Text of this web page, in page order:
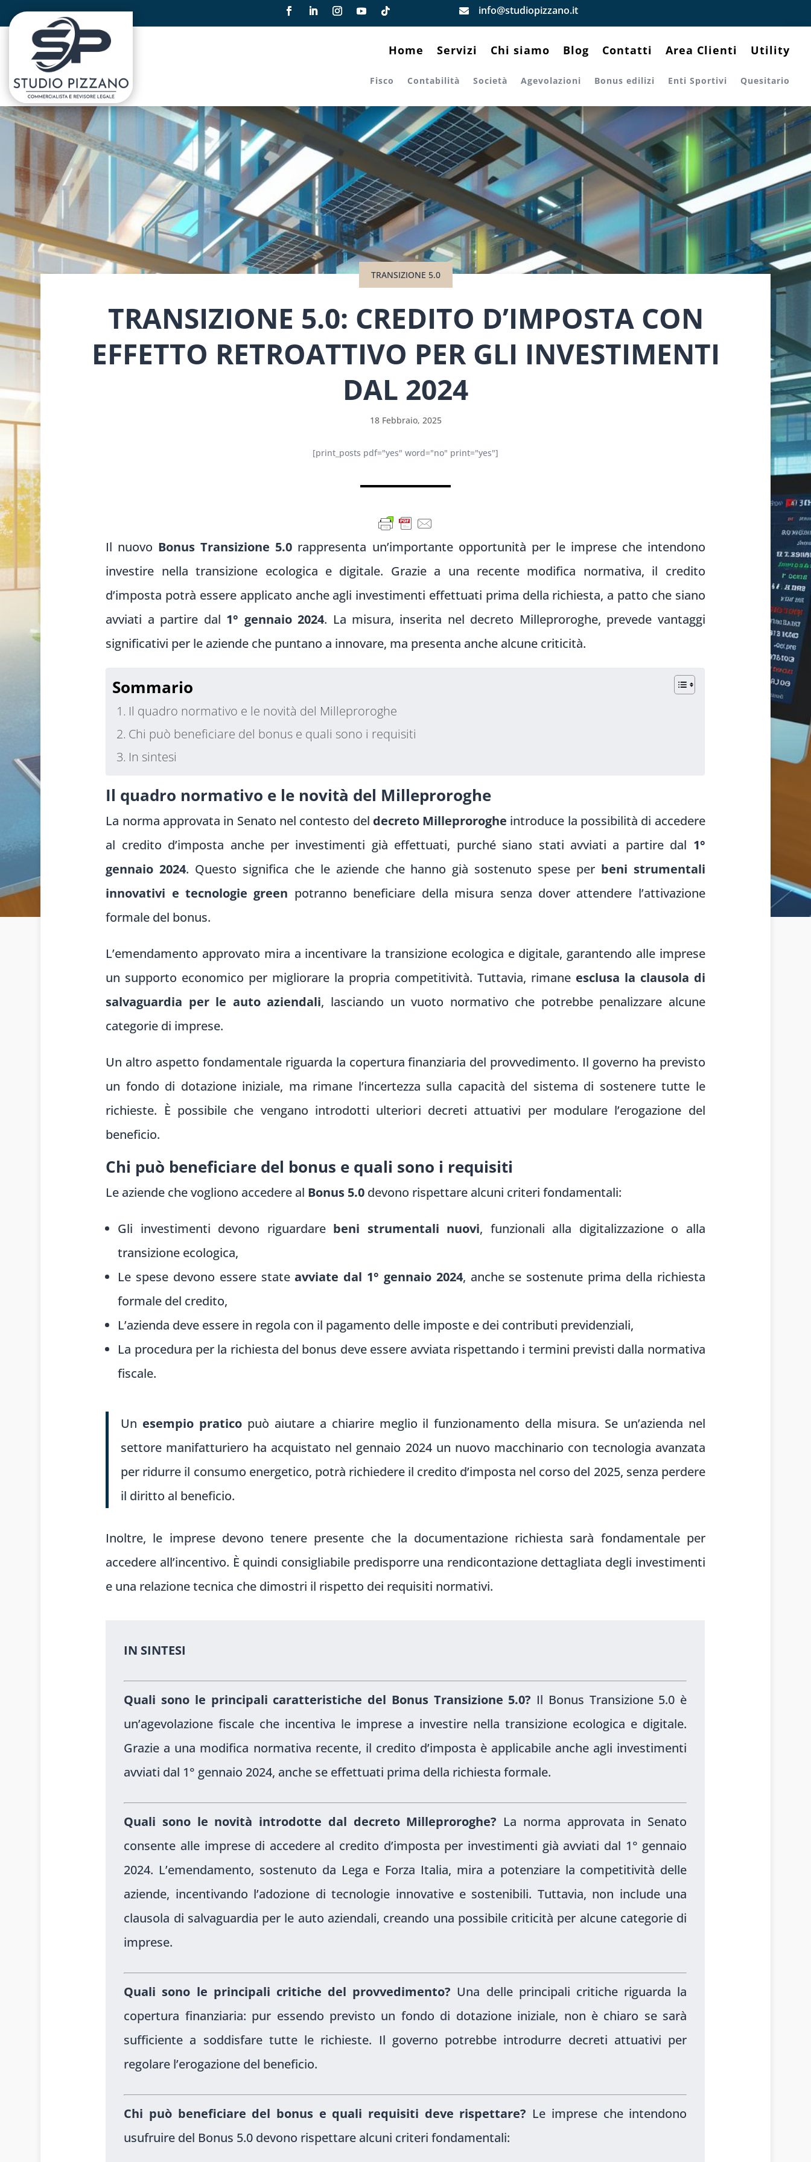
 info@studiopizzano.it
Home Servizi Chi siamo Blog Contatti Area Clienti Utility
Fisco Contabilità Società Agevolazioni Bonus edilizi Enti Sportivi Quesitario
TRANSIZIONE 5.0
TRANSIZIONE 5.0: CREDITO D’IMPOSTA CON
EFFETTO RETROATTIVO PER GLI INVESTIMENTI
DAL 2024
18 Febbraio, 2025
[print_posts pdf="yes" word="no" print="yes"]
Il nuovo Bonus Transizione 5.0 rappresenta un’importante opportunità per le imprese che intendono
investire nella transizione ecologica e digitale. Grazie a una recente modifica normativa, il credito
d’imposta potrà essere applicato anche agli investimenti effettuati prima della richiesta, a patto che siano
avviati a partire dal 1° gennaio 2024. La misura, inserita nel decreto Milleproroghe, prevede vantaggi
significativi per le aziende che puntano a innovare, ma presenta anche alcune criticità.
Sommario
Il quadro normativo e le novità del Milleproroghe
Chi può beneficiare del bonus e quali sono i requisiti
In sintesi
Il quadro normativo e le novità del Milleproroghe
La norma approvata in Senato nel contesto del decreto Milleproroghe introduce la possibilità di accedere
al credito d’imposta anche per investimenti già effettuati, purché siano stati avviati a partire dal 1°
gennaio 2024. Questo significa che le aziende che hanno già sostenuto spese per beni strumentali
innovativi e tecnologie green potranno beneficiare della misura senza dover attendere l’attivazione
formale del bonus.
L’emendamento approvato mira a incentivare la transizione ecologica e digitale, garantendo alle imprese
un supporto economico per migliorare la propria competitività. Tuttavia, rimane esclusa la clausola di
salvaguardia per le auto aziendali, lasciando un vuoto normativo che potrebbe penalizzare alcune
categorie di imprese.
Un altro aspetto fondamentale riguarda la copertura finanziaria del provvedimento. Il governo ha previsto
un fondo di dotazione iniziale, ma rimane l’incertezza sulla capacità del sistema di sostenere tutte le
richieste. È possibile che vengano introdotti ulteriori decreti attuativi per modulare l’erogazione del
beneficio.
Chi può beneficiare del bonus e quali sono i requisiti
Le aziende che vogliono accedere al Bonus 5.0 devono rispettare alcuni criteri fondamentali:
Gli investimenti devono riguardare beni strumentali nuovi, funzionali alla digitalizzazione o alla
transizione ecologica,
Le spese devono essere stateavviate dal 1° gennaio 2024, anche se sostenute prima della richiesta
formale del credito,
L’azienda deve essere in regola con il pagamento delle imposte e dei contributi previdenziali,
La procedura per la richiesta del bonus deve essere avviata rispettando i termini previsti dalla normativa
fiscale.
Un esempio pratico può aiutare a chiarire meglio il funzionamento della misura. Se un’azienda nel
settore manifatturiero ha acquistato nel gennaio 2024 un nuovo macchinario con tecnologia avanzata
per ridurre il consumo energetico, potrà richiedere il credito d’imposta nel corso del 2025, senza perdere
il diritto al beneficio.
Inoltre, le imprese devono tenere presente che la documentazione richiesta sarà fondamentale per
accedere all’incentivo. È quindi consigliabile predisporre una rendicontazione dettagliata degli investimenti
e una relazione tecnica che dimostri il rispetto dei requisiti normativi.
IN SINTESI
Quali sono le principali caratteristiche del Bonus Transizione 5.0? Il Bonus Transizione 5.0 è
un’agevolazione fiscale che incentiva le imprese a investire nella transizione ecologica e digitale.
Grazie a una modifica normativa recente, il credito d’imposta è applicabile anche agli investimenti
avviati dal 1° gennaio 2024, anche se effettuati prima della richiesta formale.
Quali sono le novità introdotte dal decreto Milleproroghe? La norma approvata in Senato
consente alle imprese di accedere al credito d’imposta per investimenti già avviati dal 1° gennaio
2024. L’emendamento, sostenuto da Lega e Forza Italia, mira a potenziare la competitività delle
aziende, incentivando l’adozione di tecnologie innovative e sostenibili. Tuttavia, non include una
clausola di salvaguardia per le auto aziendali, creando una possibile criticità per alcune categorie di
imprese.
Quali sono le principali critiche del provvedimento? Una delle principali critiche riguarda la
copertura finanziaria: pur essendo previsto un fondo di dotazione iniziale, non è chiaro se sarà
sufficiente a soddisfare tutte le richieste. Il governo potrebbe introdurre decreti attuativi per
regolare l’erogazione del beneficio.
Chi può beneficiare del bonus e quali requisiti deve rispettare? Le imprese che intendono
usufruire del Bonus 5.0 devono rispettare alcuni criteri fondamentali: